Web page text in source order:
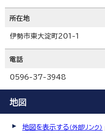
所在地
伊勢市東大淀町201-1
電話
0596-37-3948
地図
地図を表示する （外部リンク）